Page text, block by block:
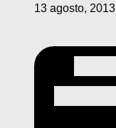
13 agosto, 2013